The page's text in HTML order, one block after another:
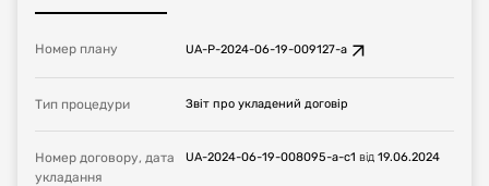
Номер плану UA-P-2024-06-19-009127-a
Тип процедури Звіт про укладений договір
Номер договору, дата
укладання
UA-2024-06-19-008095-a-c1 від 19.06.2024